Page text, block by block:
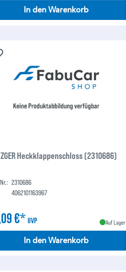
In den Warenkorb
Heckklappenschloss (2310686)
2310686
4062101163967
€* UVP Auf Lager
In den Warenkorb